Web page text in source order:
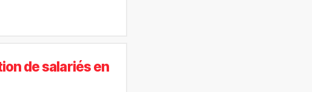
de salariés en